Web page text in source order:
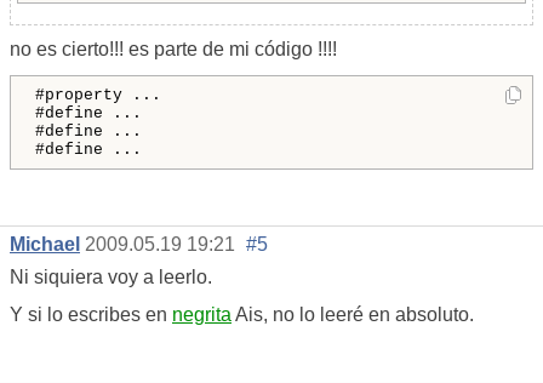
no es cierto!!! es parte de mi código !!!!
#property ...
#define ...
#define ...
#define ...
Michael 2009.05.19 19:21 #5
Ni siquiera voy a leerlo.
Y si lo escribes en negrita Ais, no lo leeré en absoluto.